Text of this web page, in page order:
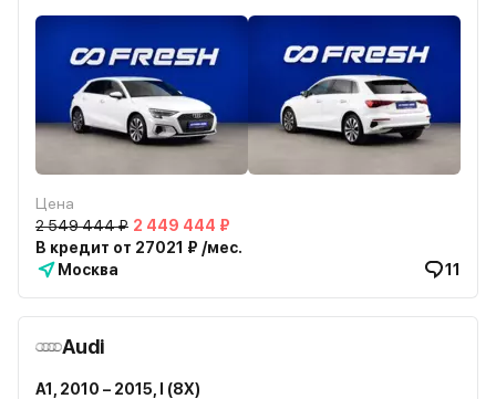
Цена
2 549 444 ₽ 2 449 444 ₽
В кредит от 27021 ₽ /мес.
Москва
11
Audi
A1, 2010 – 2015, I (8X)